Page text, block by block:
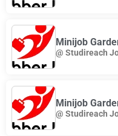
Minijob
@ Studireach
Minijob
@ Studireach